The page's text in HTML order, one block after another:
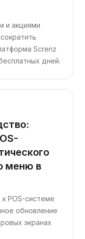
и акциями
Screnz
дней.
меню в
POS-системе
обновление
экранах